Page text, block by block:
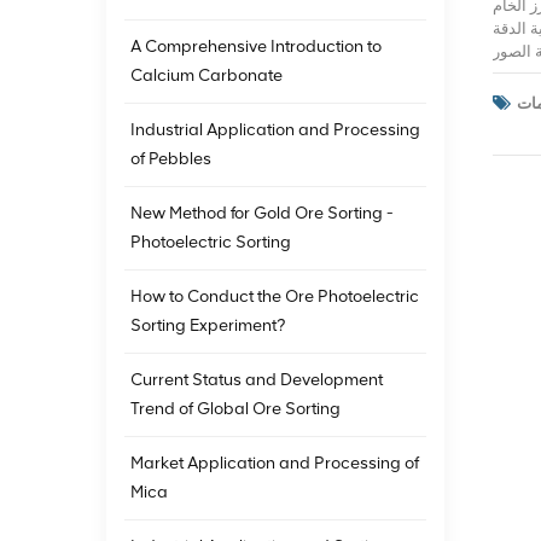
الخام
الدقة
معالجة الصور
أكثر
A Comprehensive Introduction to
Calcium Carbonate
Industrial Application and Processing
of Pebbles
New Method for Gold Ore Sorting -
Photoelectric Sorting
How to Conduct the Ore Photoelectric
Sorting Experiment?
Current Status and Development
Trend of Global Ore Sorting
Market Application and Processing of
Mica